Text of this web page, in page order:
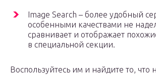
Image Search – более удобный
особенными качествами не
сравнивает и отображает
в специальной секции.
Воспользуйтесь им и найдите то, что